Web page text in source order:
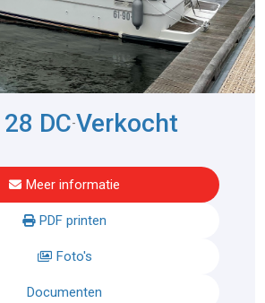
DC-Verkocht
Meer informatie
PDF printen
Foto's
Documenten